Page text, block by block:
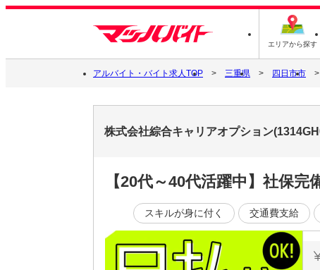
エリアから探す
アルバイト・バイト求人TOP 三重県 四日市市
株式会社綜合キャリアオプション
【20代～40代活躍中】社保
スキルが身に付く 交通費支給